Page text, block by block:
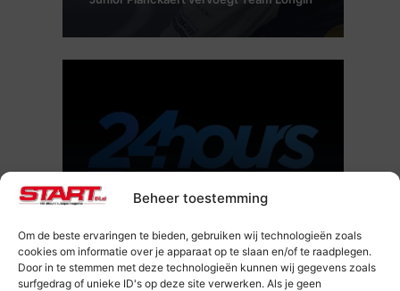
Beheer toestemming
Om de beste ervaringen te bieden, gebruiken wij technologieën zoals
cookies om informatie over je apparaat op te slaan en/of te raadplegen.
Door in te stemmen met deze technologieën kunnen wij gegevens zoals
surfgedrag of unieke ID's op deze site verwerken. Als je geen
Belisol wordt hoofdsponsor van de 24